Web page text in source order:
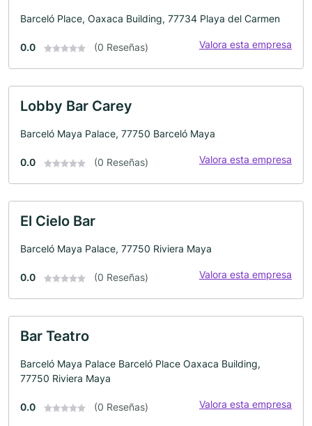
Barceló Place, Oaxaca Building, 77734 Playa del Carmen
0.0 (0 Reseñas) Valora esta empresa
Lobby Bar Carey
Barceló Maya Palace, 77750 Barceló Maya
0.0 (0 Reseñas) Valora esta empresa
El Cielo Bar
Barceló Maya Palace, 77750 Riviera Maya
0.0 (0 Reseñas) Valora esta empresa
Bar Teatro
Barceló Maya Palace Barceló Place Oaxaca Building,
77750 Riviera Maya
0.0 (0 Reseñas) Valora esta empresa